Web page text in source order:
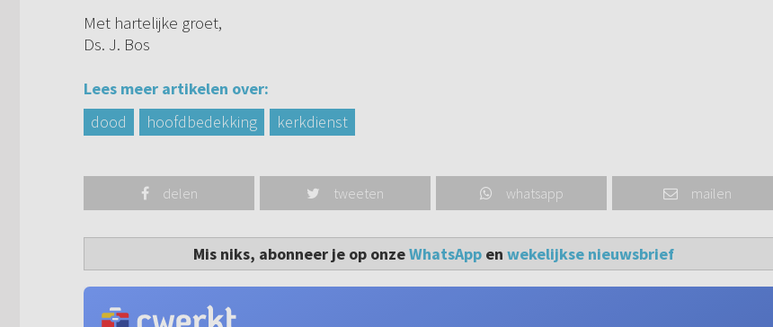
Met hartelijke groet,
Ds. J. Bos
Lees meer artikelen over:
dood
hoofdbedekking kerkdienst
delen tweeten whatsapp mailen
Mis niks, abonneer je op onzeWhatsAppen wekelijkse nieuwsbrief